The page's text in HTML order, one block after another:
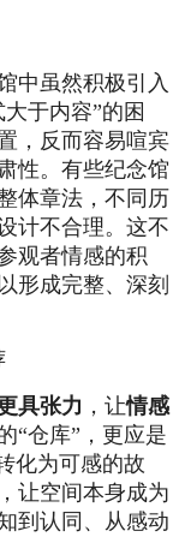
中虽然积极引入
于内容”的困
，反而容易喧宾
性。有些纪念馆
体章法，不同历
计不合理。这不
观者情感的积
形成完整、深刻
具张力 ，让情感
“仓库”，更应是
化为可感的故
让空间本身成为
到认同、从感动